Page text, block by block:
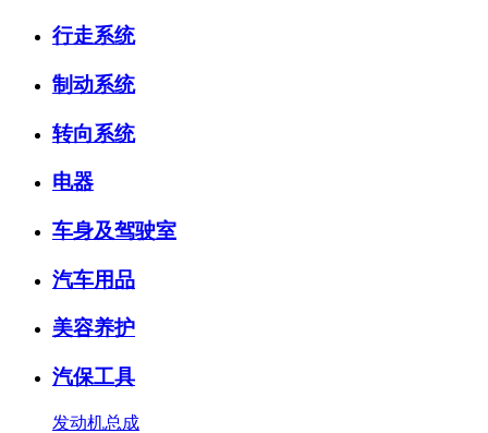
行走系统
制动系统
转向系统
电器
车身及驾驶室
汽车用品
美容养护
汽保工具
发动机总成